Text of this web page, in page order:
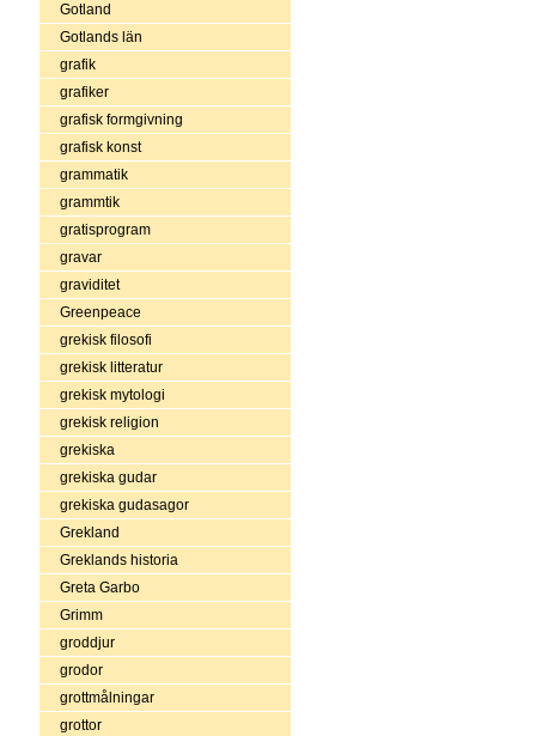
Gotland
Gotlands län
grafik
grafiker
grafisk formgivning
grafisk konst
grammatik
grammtik
gratisprogram
gravar
graviditet
Greenpeace
grekisk filosofi
grekisk litteratur
grekisk mytologi
grekisk religion
grekiska
grekiska gudar
grekiska gudasagor
Grekland
Greklands historia
Greta Garbo
Grimm
groddjur
grodor
grottmålningar
grottor